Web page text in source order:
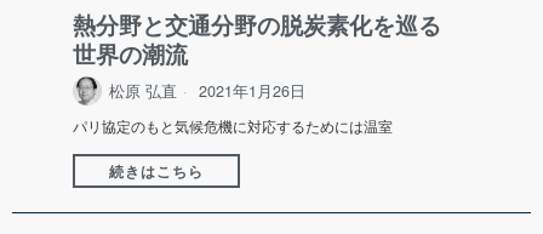
熱分野と交通分野の脱炭素化を巡る
世界の潮流
松原 弘直 2021年1月26日
パリ協定のもと気候危機に対応するためには温室
続きはこちら